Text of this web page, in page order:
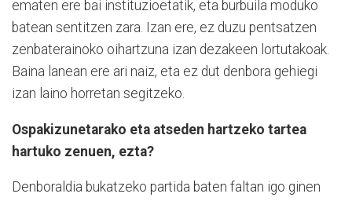
ematen ere bai instituzioetatik, eta burbuila moduko
batean sentitzen zara. Izan ere, ez duzu pentsatzen
zenbaterainoko oihartzuna izan dezakeen lortutakoak.
Baina lanean ere ari naiz, eta ez dut denbora gehiegi
izan laino horretan segitzeko.
Ospakizunetarako eta atseden hartzeko tartea
hartuko zenuen, ezta?
Denboraldia bukatzeko partida baten faltan igo ginen